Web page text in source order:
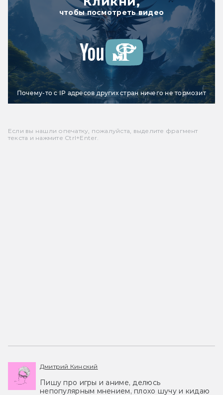
чтобы посмотреть видео
Почему-то с IP адресов других стран ничего не тормозит
Если вы нашли опечатку, пожалуйста, выделите фрагмент
текста и нажмите Ctrl+Enter.
Дмитрий Кинский
Пишу про игры и аниме, делюсь
непопулярным мнением, плохо шучу и кидаю